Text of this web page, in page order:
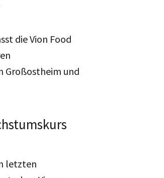
die Vion Food
Großostheim und
letzten